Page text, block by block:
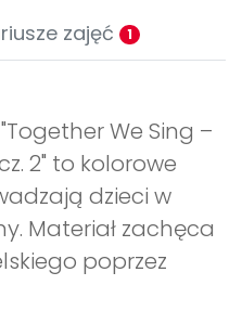
zajęć 1
We Sing –
2" to kolorowe
dzieci w
Materiał zachęca
poprzez